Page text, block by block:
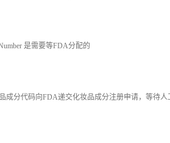
是需要等FDA分配的
分代码向FDA递交化妆品成分注册申请，等待